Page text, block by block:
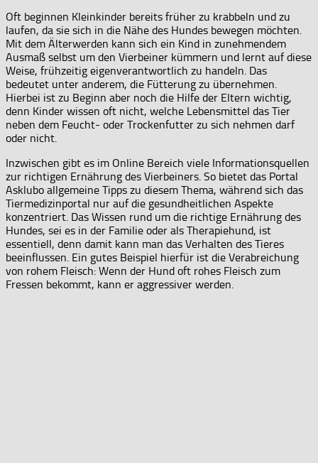
Oft beginnen Kleinkinder bereits früher zu krabbeln und zu
laufen, da sie sich in die Nähe des Hundes bewegen möchten.
Mit dem Älterwerden kann sich ein Kind in zunehmendem
Ausmaß selbst um den Vierbeiner kümmern und lernt auf diese
Weise, frühzeitig eigenverantwortlich zu handeln. Das
bedeutet unter anderem, die Fütterung zu übernehmen.
Hierbei ist zu Beginn aber noch die Hilfe der Eltern wichtig,
denn Kinder wissen oft nicht, welche Lebensmittel das Tier
neben dem Feucht- oder Trockenfutter zu sich nehmen darf
oder nicht.
Inzwischen gibt es im Online Bereich viele Informationsquellen
zur richtigen Ernährung des Vierbeiners. So bietet das Portal
Asklubo allgemeine Tipps zu diesem Thema, während sich das
Tiermedizinportal nur auf die gesundheitlichen Aspekte
konzentriert. Das Wissen rund um die richtige Ernährung des
Hundes, sei es in der Familie oder als Therapiehund, ist
essentiell, denn damit kann man das Verhalten des Tieres
beeinflussen. Ein gutes Beispiel hierfür ist die Verabreichung
von rohem Fleisch: Wenn der Hund oft rohes Fleisch zum
Fressen bekommt, kann er aggressiver werden.